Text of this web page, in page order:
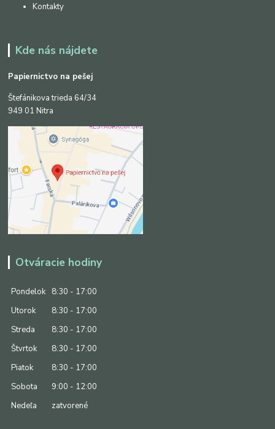
Kontakty
Kde nás nájdete
Papiernictvo na pešej
Štefánikova trieda 64/34
949 01 Nitra
Otváracie hodiny
Pondelok
8:30 - 17:00
Utorok
8:30 - 17:00
Streda
8:30 - 17:00
Štvrtok
8:30 - 17:00
Piatok
8:30 - 17:00
Sobota
9:00 - 12:00
Nedeľa
zatvorené